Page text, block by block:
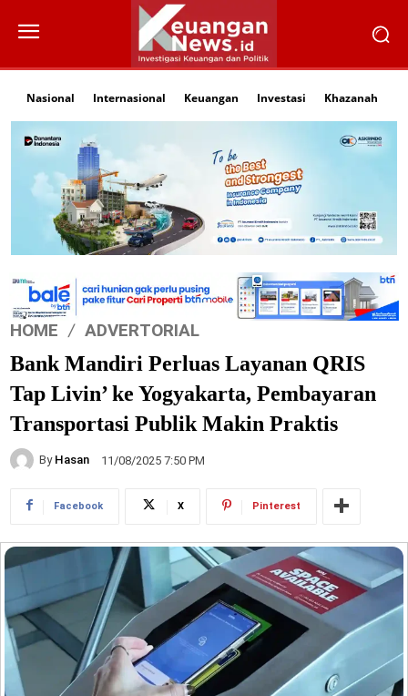
Nasional Internasional Keuangan Investasi Khazanah
HOME ADVERTORIAL
Bank Mandiri Perluas Layanan QRIS
Tap Livin’ ke Yogyakarta, Pembayaran
Transportasi Publik Makin Praktis
By Hasan 11/08/2025 7:50 PM
Facebook X Pinterest